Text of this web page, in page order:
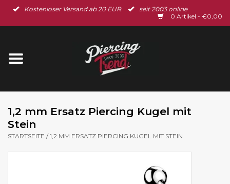
Kostenloser Versand ab 20 EUR
seit 2003 online
0 Artikel - €0,00
Startseite
Ohrschmuck
1,2 mm Ersatz Piercing Kugel mit
Stein
STARTSEITE /1,2 MM ERSATZ PIERCING KUGEL MIT STEIN